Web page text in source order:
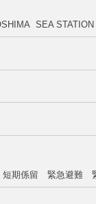
SEA STATION
期係留 緊急避難